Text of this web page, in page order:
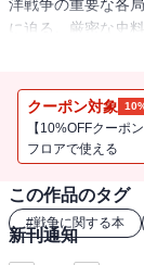
洋戦争の重要な各
に迫る。厳密な史
クーポン対象
【10%OFFクーポ
フロアで使える
この作品のタグ
#戦争に関する本
新刊通知